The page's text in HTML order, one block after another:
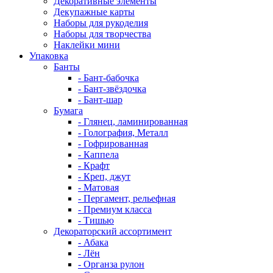
Декупажные карты
Наборы для рукоделия
Наборы для творчества
Наклейки мини
Упаковка
Банты
- Бант-бабочка
- Бант-звёздочка
- Бант-шар
Бумага
- Глянец, ламинированная
- Голография, Металл
- Гофрированная
- Каппела
- Крафт
- Креп, джут
- Матовая
- Пергамент, рельефная
- Премиум класса
- Тишью
Декораторский ассортимент
- Абака
- Лён
- Органза рулон